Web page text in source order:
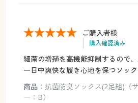
ご購入者様
購入確認済み
細菌の増殖を高機能抑制するので、
一日中爽快な履き心地を保つソック
商品： 抗菌防臭ソックス(2足組)（
ー：B）